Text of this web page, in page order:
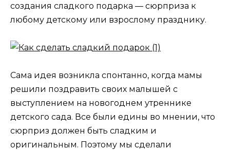
создания сладкого подарка — сюрприза к
любому детскому или взрослому празднику.
Сама идея возникла спонтанно, когда мамы
решили поздравить своих малышей с
выступлением на новогоднем утреннике
детского сада. Все были едины во мнении, что
сюрприз должен быть сладким и
оригинальным. Поэтому мы сделали